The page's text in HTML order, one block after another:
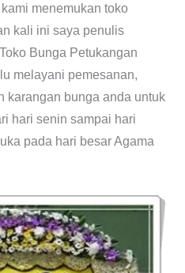
menemukan toko
kali ini saya penulis
Bunga Petukangan
melayani pemesanan,
karangan bunga anda untuk
hari senin sampai hari
pada hari besar Agama